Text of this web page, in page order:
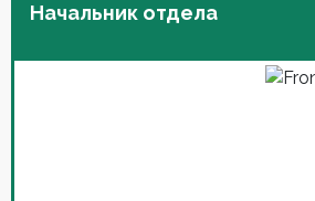
Начальник отдела